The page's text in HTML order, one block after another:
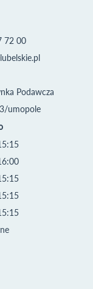
72 00
Podawcza
umopole